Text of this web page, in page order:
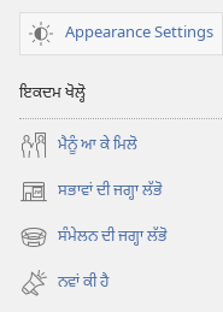
Appearance Settings
ਇਕਦਮ ਖੋਲ੍ਹੋ
ਮੈਨੂੰ ਆ ਕੇ ਮਿਲੋ
ਸਭਾਵਾਂ ਦੀ ਜਗ੍ਹਾ ਲੱਭੋ
(opens
new
window)
ਸੰਮੇਲਨ ਦੀ ਜਗ੍ਹਾ ਲੱਭੋ
(opens
new
window)
ਨਵਾਂ ਕੀ ਹੈ